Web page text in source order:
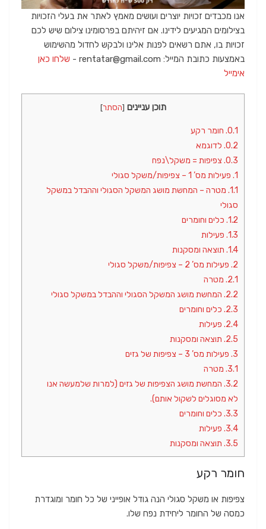
אנו מכבדים זכויות יוצרים ועושים מאמץ לאתר את בעלי הזכויות
בצילומים המגיעים לידינו. אם זיהיתם בפרסומינו צילום שיש לכם
זכויות בו, אתם רשאים לפנות אלינו ולבקש לחדול מהשימוש
באמצעות כתובת המייל: rentatar@gmail.com -
שלחו כאן
אימייל
תוכן עניינים [הסתר]
0.1. חומר רקע
0.2. לדוגמא
0.3. צפיפות = משקל\נפח
1. פעילות מס’ 1 – צפיפות/משקל סגולי
1.1. מטרה – המחשת מושג המשקל הסגולי וההבדל במשקל
סגולי
1.2. כלים וחומרים
1.3. פעילות
1.4. תוצאה ומסקנות
2. פעילות מס’ 2 – צפיפות/משקל סגולי
2.1. מטרה
2.2. המחשת מושג המשקל הסגולי וההבדל במשקל סגולי
2.3. כלים וחומרים
2.4. פעילות
2.5. תוצאה ומסקנות
3. פעילות מס’ 3 – צפיפות של גזים
3.1. מטרה
3.2. המחשת מושג הצפיפות של גזים (למרות שלמעשה אנו
לא מסוגלים לשקול אותם).
3.3. כלים וחומרים
3.4. פעילות
3.5. תוצאה ומסקנות
חומר רקע
צפיפות או משקל סגולי הנה גודל אופייני של כל חומר ומוגדרת
כמסה של החומר ליחידת נפח שלו.